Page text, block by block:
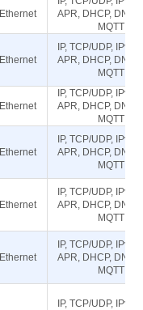
Ethernet
APR, DHCP, DNS,
MQTT
Ethernet
IP, TCP/UDP, IPv4,
APR, DHCP, DNS,
MQTT
Ethernet
IP, TCP/UDP, IPv4,
APR, DHCP, DNS,
MQTT
Ethernet
IP, TCP/UDP, IPv4,
APR, DHCP, DNS,
MQTT
Ethernet
IP, TCP/UDP, IPv4,
APR, DHCP, DNS,
MQTT
Ethernet
IP, TCP/UDP, IPv4,
APR, DHCP, DNS,
MQTT
IP, TCP/UDP, IPv4,